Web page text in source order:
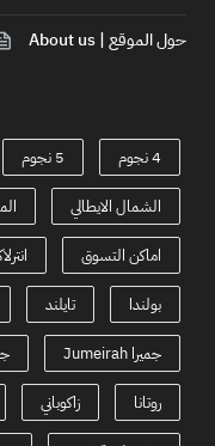
حول الموقع | About us
4 نجوم 5 نجوم
الشمال الايطالي
اماكن التسوق
بولندا تايلند
جميرا Jumeirah
روتانا زاكوباني